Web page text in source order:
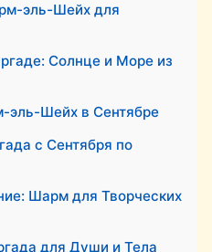
эль-Шейх для
Солнце и Море из
эль-Шейх в Сентябре
с Сентября по
Шарм для Творческих
для Души и Тела